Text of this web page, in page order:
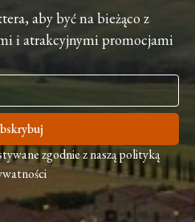
aby być na bieżąco z
i atrakcyjnymi promocjami
zgodnie z naszą polityką